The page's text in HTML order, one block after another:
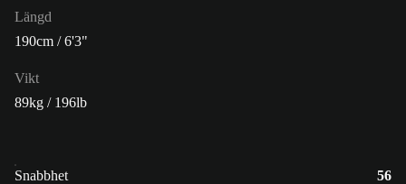
Längd
190cm / 6'3"
Vikt
89kg / 196lb
Snabbhet
56